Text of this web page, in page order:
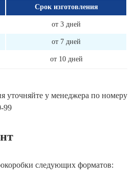
Срок изготовления
от 3 дней
от 7 дней
от 10 дней
уточняйте у менеджера по номеру
99
следующих форматов: